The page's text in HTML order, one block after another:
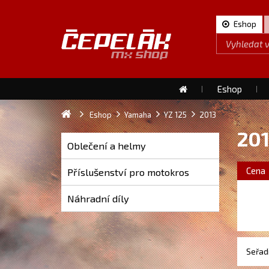
Eshop
Eshop
Eshop Yamaha YZ 125 2013
Oblečení a helmy
Příslušenství pro motokros
Náhradní díly
Cena